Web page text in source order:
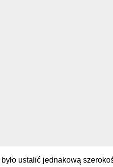
ustalić jednakową